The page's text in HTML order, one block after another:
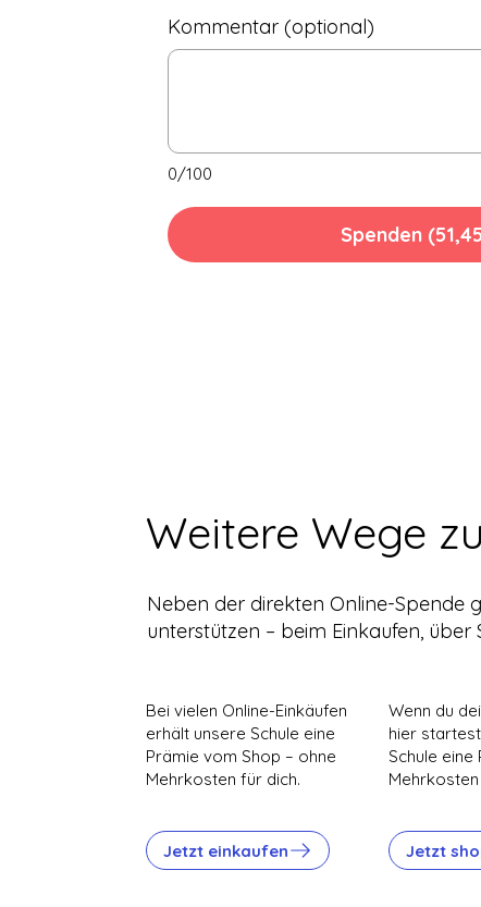
0/100
Kommentar (optional)
Spenden
Bei vielen Online-Einkäufen
erhält unsere Schule eine
Prämie vom Shop – ohne
Mehrkosten für dich.
Jetzt einkaufen
Wenn du
hier
Schule eine
Jetzt
Weitere Wege
Neben der direkten Online-Spende
unterstützen – beim Einkaufen,